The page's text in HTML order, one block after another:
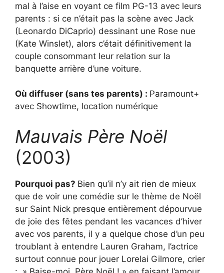
mal à l’aise en voyant ce film PG-13 avec leurs
parents : si ce n’était pas la scène avec Jack
(Leonardo DiCaprio) dessinant une Rose nue
(Kate Winslet), alors c’était définitivement la
couple consommant leur relation sur la
banquette arrière d’une voiture.
Où diffuser (sans tes parents) : Paramount+
avec Showtime, location numérique
Mauvais Père Noël
(2003)
Pourquoi pas? Bien qu’il n’y ait rien de mieux
que de voir une comédie sur le thème de Noël
sur Saint Nick presque entièrement dépourvue
de joie des fêtes pendant les vacances d’hiver
avec vos parents, il y a quelque chose d’un peu
troublant à entendre Lauren Graham, l’actrice
surtout connue pour jouer Lorelai Gilmore, crier